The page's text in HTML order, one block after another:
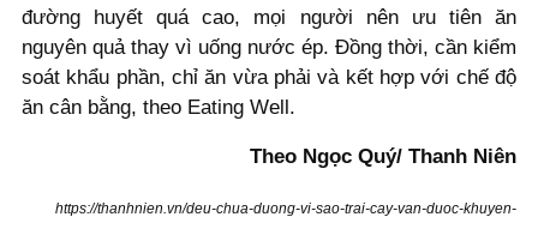
đường huyết quá cao, mọi người nên ưu tiên ăn
nguyên quả thay vì uống nước ép. Đồng thời, cần kiểm
soát khẩu phần, chỉ ăn vừa phải và kết hợp với chế độ
ăn cân bằng, theo Eating Well.
Theo Ngọc Quý/ Thanh Niên
https://thanhnien.vn/deu-chua-duong-vi-sao-trai-cay-van-duoc-khuyen-